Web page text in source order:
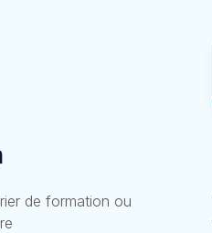
de formation ou